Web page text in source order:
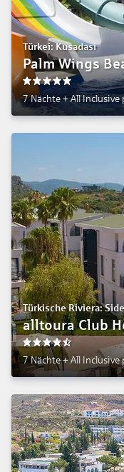
Türkei: Kusadasi
Palm Wings
7 Nächte +All Inclusive
Türkische Riviera:
alltoura Club
7 Nächte+All Inclusive